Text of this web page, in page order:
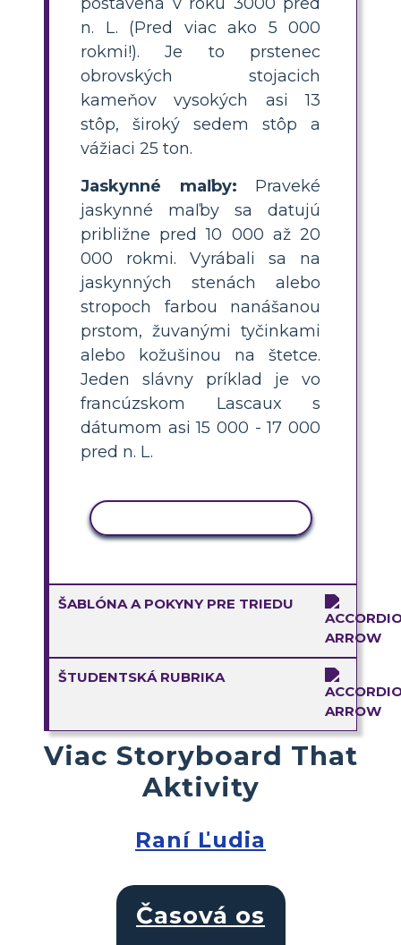
n. L. (Pred viac ako 5 000
rokmi!). Je to prstenec
obrovských stojacich
kameňov vysokých asi 13
stôp, široký sedem stôp a
vážiaci 25 ton.
Jaskynné maľby: Praveké
jaskynné maľby sa datujú
približne pred 10 000 až 20
000 rokmi. Vyrábali sa na
jaskynných stenách alebo
stropoch farbou nanášanou
prstom, žuvanými tyčinkami
alebo kožušinou na štetce.
Jeden slávny príklad je vo
francúzskom Lascaux s
dátumom asi 15 000 - 17 000
pred n. L.
ŠABLÓNA A POKYNY PRE TRIEDU
ŠTUDENTSKÁ RUBRIKA
Viac Storyboard That
Aktivity
Raní Ľudia
Časová os